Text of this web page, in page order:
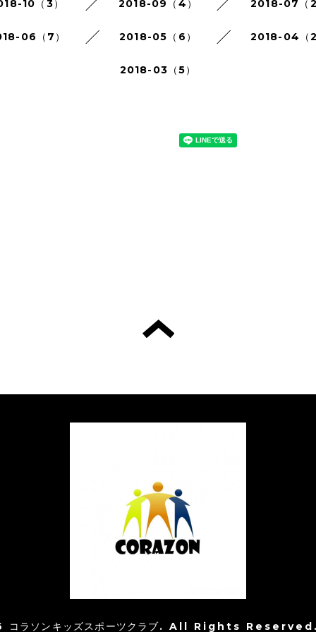
10（3） 2018-09（4） 2018-07（
06（7） 2018-05（6） 2018-04（
2018-03（5）
コラソンキッズスポーツクラブ. All Rights